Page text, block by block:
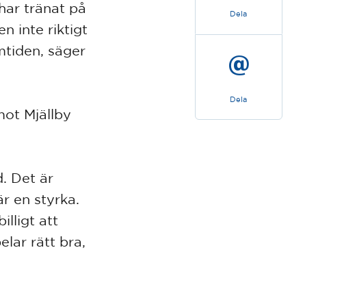
Dela
Dela
tränat på
inte riktigt
säger
Mjällby
Det är
en styrka.
att
rätt bra,